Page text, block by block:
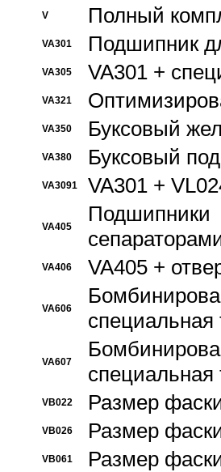
V Полный
VA301 Подшипник
VA305 VA301 +
VA321
VA350 Буксовый
VA380 Буксовый
VA3091 VA301 +
VA405
VA406 VA405 +
VA606
специальная
VA607
специальная
VB022 Размер
VB026 Размер
VB061 Размер